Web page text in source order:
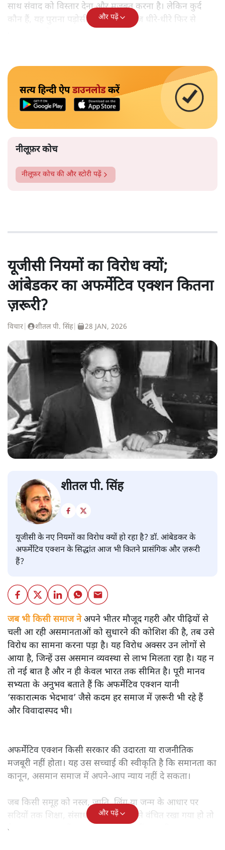
साथ संवाद को विस्तार देना और मजबूत करना है। लेकिन कुर्द
कौन हैं, यह पुराना पड़ोसी जिसे भारत आज धीरे-धीरे फिर से
और पढ़ें
सत्य हिन्दी ऐपडाउनलोडकरें
नीलूफ़र कोच
नीलूफ़र कोच की और स्टोरी पढ़ें
यूजीसी नियमों का विरोध क्यों;
आंबेडकर का अफर्मेटिव एक्शन कितना
ज़रूरी?
विचार शीतल पी. सिंह| 28 JAN, 2026
शीतल पी. सिंह
यूजीसी के नए नियमों का विरोध क्यों हो रहा है? डॉ. आंबेडकर के
अफर्मेटिव एक्शन के सिद्धांत आज भी कितने प्रासंगिक और ज़रूरी
हैं?
जब भी किसी समाज नेअपने भीतर मौजूद गहरी और पीढ़ियों से
चली आ रही असमानताओं को सुधारने की कोशिश की है, तब उसे
विरोध का सामना करना पड़ा है। यह विरोध अक्सर उन लोगों से
आया है, जिन्हें उस असमान व्यवस्था से लाभ मिलता रहा है। यह न
तो नई बात है और न ही केवल भारत तक सीमित है। पूरी मानव
सभ्यता के अनुभव बताते हैं कि अफर्मेटिव एक्शन यानी
‘सकारात्मक भेदभाव’ जैसे कदम हर समाज में ज़रूरी भी रहे हैं
और विवादास्पद भी।
अफर्मेटिव एक्शन किसी सरकार की उदारता या राजनीतिक
मजबूरी नहीं होता। यह उस सच्चाई की स्वीकृति है कि समानता का
कानून, असमान समाज में अपने-आप न्याय नहीं दे सकता।
जब किसी समूह को नस्ल, जाति, लिंग या जन्म के आधार पर
सदियों तक शिक्षा, संसाधनों और सम्मान से वंचित रखा गया हो तो
केवल ‘सब बराबर हैं’ कह देने से स्थिति नहीं बदलती।
और पढ़ें